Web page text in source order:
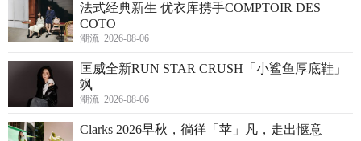
法式经典新生 优衣库携手COMPTOIR DES
COTO
潮流 2026-08-06
匡威全新RUN STAR CRUSH「小鲨鱼厚底鞋」
飒
潮流 2026-08-06
Clarks 2026早秋，徜徉「苹」凡，走出惬意